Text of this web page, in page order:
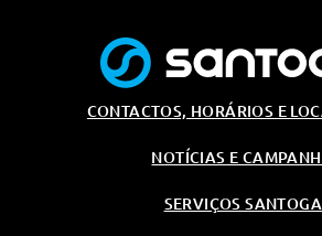
CONTACTOS, HORÁRIOS E
NOTÍCIAS E
SERVIÇOS